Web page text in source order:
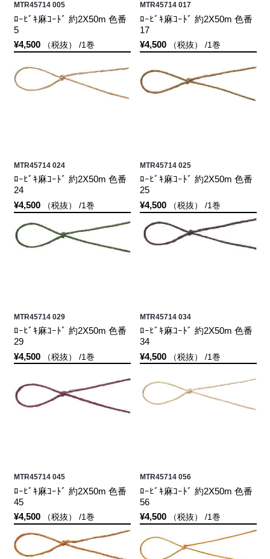
MTR45714 005
ﾛｰﾋﾞｷ麻ｺｰﾄﾞ 約2X50m 色番
5
¥4,500（税抜） /1巻
MTR45714 017
ﾛｰﾋﾞｷ麻ｺｰﾄﾞ 約2X50m 色番
17
¥4,500（税抜） /1巻
MTR45714 024
ﾛｰﾋﾞｷ麻ｺｰﾄﾞ 約2X50m 色番
24
¥4,500（税抜） /1巻
MTR45714 025
ﾛｰﾋﾞｷ麻ｺｰﾄﾞ 約2X50m 色番
25
¥4,500（税抜） /1巻
MTR45714 029
ﾛｰﾋﾞｷ麻ｺｰﾄﾞ 約2X50m 色番
29
¥4,500（税抜） /1巻
MTR45714 034
ﾛｰﾋﾞｷ麻ｺｰﾄﾞ 約2X50m 色番
34
¥4,500（税抜） /1巻
MTR45714 045
ﾛｰﾋﾞｷ麻ｺｰﾄﾞ 約2X50m 色番
45
¥4,500（税抜） /1巻
MTR45714 056
ﾛｰﾋﾞｷ麻ｺｰﾄﾞ 約2X50m 色番
56
¥4,500（税抜） /1巻